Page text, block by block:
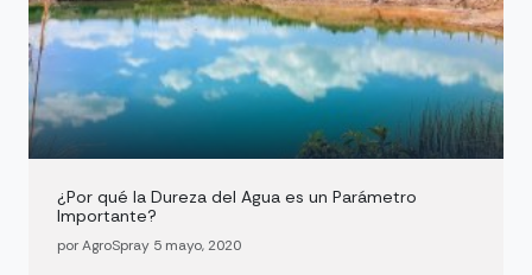
¿Por qué la Dureza del Agua es un Parámetro
Importante?
por AgroSpray 5 mayo, 2020